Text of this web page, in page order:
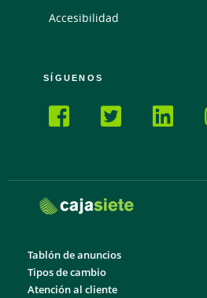
Accesibilidad
SÍGUENOS
Tablón de anuncios
Tipos de cambio
Atención al cliente